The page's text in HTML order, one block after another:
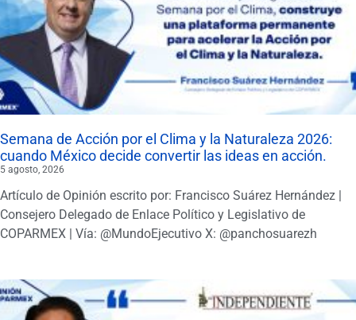
Semana de Acción por el Clima y la Naturaleza 2026:
cuando México decide convertir las ideas en acción.
5 agosto, 2026
Artículo de Opinión escrito por: Francisco Suárez Hernández |
Consejero Delegado de Enlace Político y Legislativo de
COPARMEX | Vía: @MundoEjecutivo X: @panchosuarezh